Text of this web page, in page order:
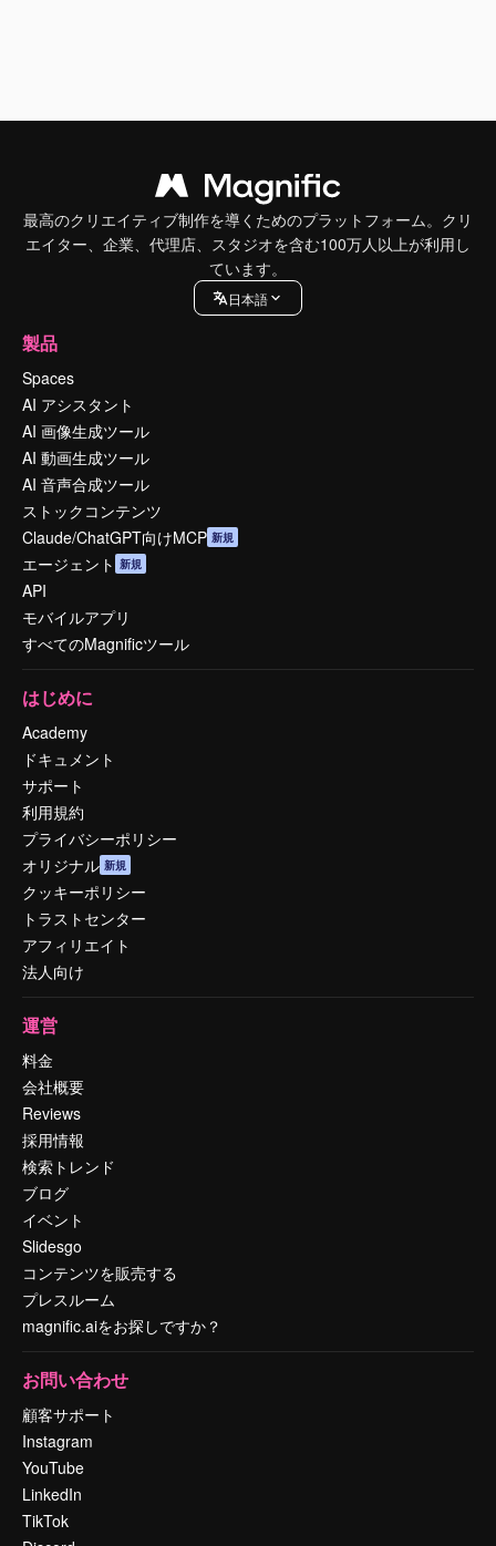
最高のクリエイティブ制作を導くためのプラットフォーム。クリ
エイター、企業、代理店、スタジオを含む100万人以上が利用し
ています。
日本語
製品
Spaces
AI アシスタント
AI 画像生成ツール
AI 動画生成ツール
AI 音声合成ツール
ストックコンテンツ
Claude/ChatGPT向けMCP 新規
エージェント 新規
API
モバイルアプリ
すべてのMagnificツール
はじめに
Academy
ドキュメント
サポート
利用規約
プライバシーポリシー
オリジナル 新規
クッキーポリシー
トラストセンター
アフィリエイト
法人向け
運営
料金
会社概要
Reviews
採用情報
検索トレンド
ブログ
イベント
Slidesgo
コンテンツを販売する
プレスルーム
magnific.aiをお探しですか？
お問い合わせ
顧客サポート
Instagram
YouTube
LinkedIn
TikTok